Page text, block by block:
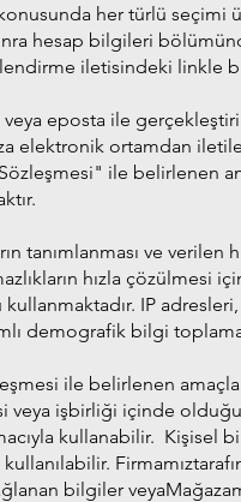
her türlü seçimi
hesap bilgileri
iletisindeki linkle
veya eposta ile
elektronik ortamdan
Sözleşmesi" ile belirlenen
tanımlanması ve verilen
hızla çözülmesi
IP
demografik bilgi
ile belirlenen
işbirliği içinde
kullanabilir. Kişisel
bilgiler